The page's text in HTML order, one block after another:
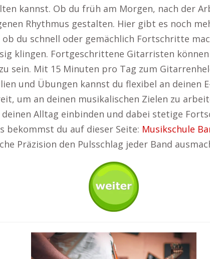
kannst. Ob du früh am Morgen, nach der
Rhythmus gestalten. Hier gibt es noch
du schnell oder gemächlich Fortschritte
klingen. Fortgeschrittene Gitarristen
sein. Mit 15 Minuten pro Tag zum
und Übungen kannst du flexibel an deinen
um an deinen musikalischen Zielen zu
Alltag einbinden und dabei stetige
bekommst du auf dieser Seite: Musikschule
Präzision den Pulsschlag jeder Band